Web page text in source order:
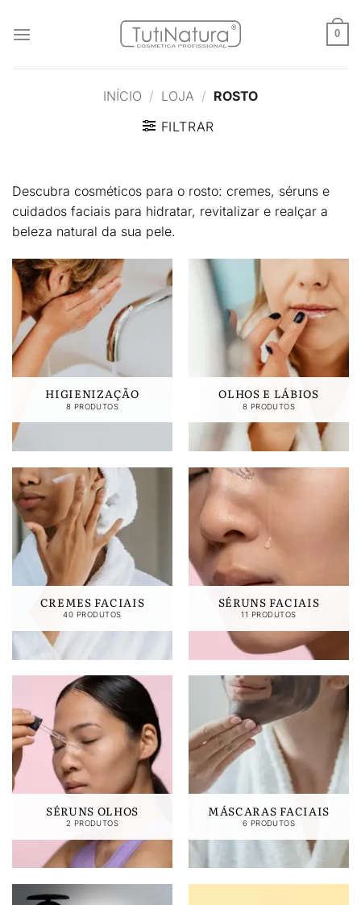
0
INÍCIO / LOJA / ROSTO
FILTRAR
Descubra cosméticos para o rosto: cremes, séruns e
cuidados faciais para hidratar, revitalizar e realçar a
beleza natural da sua pele.
HIGIENIZAÇÃO
8 PRODUTOS
OLHOS E LÁBIOS
8 PRODUTOS
CREMES FACIAIS
40 PRODUTOS
SÉRUNS FACIAIS
11 PRODUTOS
SÉRUNS OLHOS
2 PRODUTOS
MÁSCARAS FACIAIS
6 PRODUTOS